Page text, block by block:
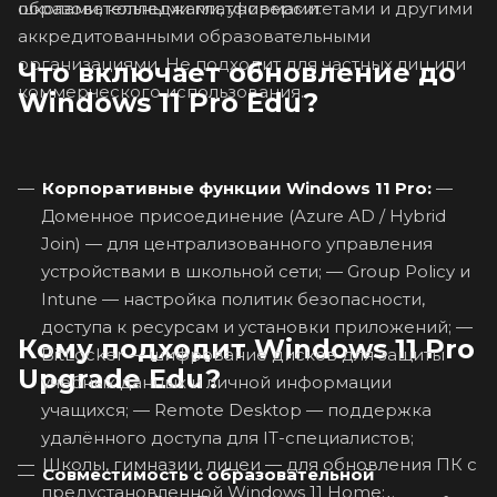
образовательными платформами.
школами, колледжами, университетами и другими
аккредитованными образовательными
организациями. Не подходит для частных лиц или
коммерческого использования.
Что включает обновление до
Windows 11 Pro Edu?
Корпоративные функции Windows 11 Pro:
Доменное присоединение (Azure AD / Hybrid
Join) — для централизованного управления
устройствами в школьной сети; — Group Policy и
Intune — настройка политик безопасности,
доступа к ресурсам и установки приложений; —
BitLocker — шифрование дисков для защиты
учебных данных и личной информации
учащихся; — Remote Desktop — поддержка
удалённого доступа для IT-специалистов;
Совместимость с образовательной
Кому подходит Windows 11 Pro
Upgrade Edu?
Школы, гимназии, лицеи — для обновления ПК с
предустановленной Windows 11 Home;